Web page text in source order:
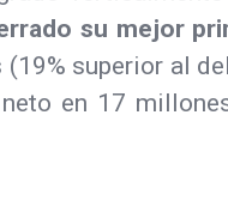
su mejor
superior al
en 17